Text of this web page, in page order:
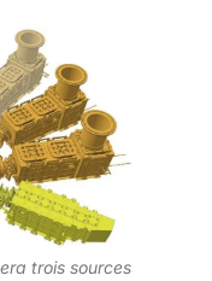
trois sources